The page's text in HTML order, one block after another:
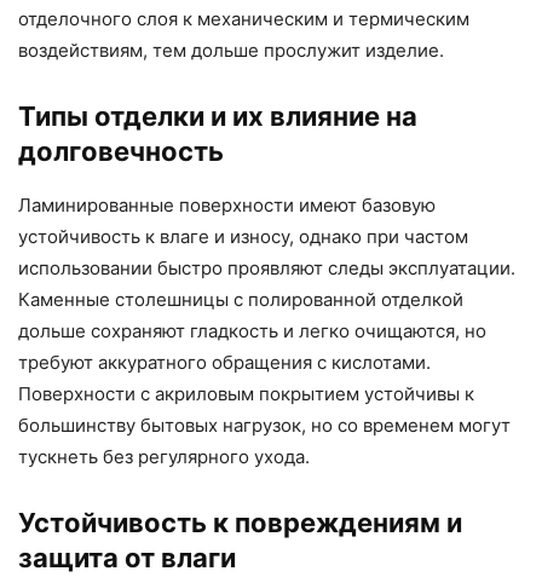
отделочного слоя к механическим и термическим
воздействиям, тем дольше прослужит изделие.
Типы отделки и их влияние на
долговечность
Ламинированные поверхности имеют базовую
устойчивость к влаге и износу, однако при частом
использовании быстро проявляют следы эксплуатации.
Каменные столешницы с полированной отделкой
дольше сохраняют гладкость и легко очищаются, но
требуют аккуратного обращения с кислотами.
Поверхности с акриловым покрытием устойчивы к
большинству бытовых нагрузок, но со временем могут
тускнеть без регулярного ухода.
Устойчивость к повреждениям и
защита от влаги